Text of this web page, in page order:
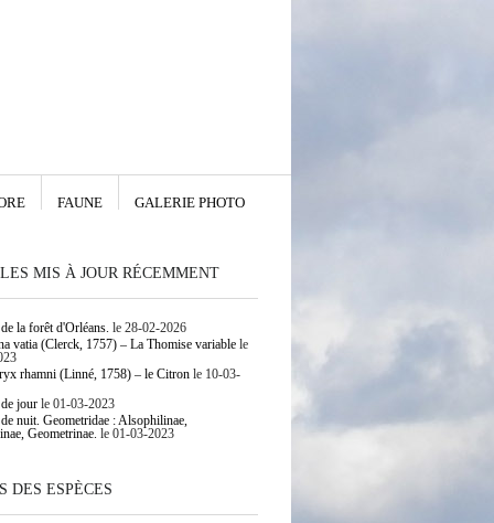
FAUNE GALERIE PHOTO
MIS À JOUR RÉCEMMENT
la forêt d'Orléans. le 28-02-2026
vatia (Clerck, 1757) – La Thomise variablele
rhamni (Linné, 1758) – le Citronle 10-03-
jourle 01-03-2023
nuit. Geometridae : Alsophilinae,
Geometrinae. le 01-03-2023
DES ESPÈCES